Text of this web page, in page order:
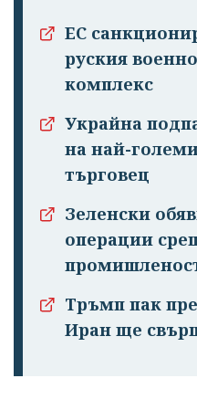
ЕС
руския
комплекс
Украйна
на най-
търговец
Зеленски
операции
Тръмп пак
Иран ще